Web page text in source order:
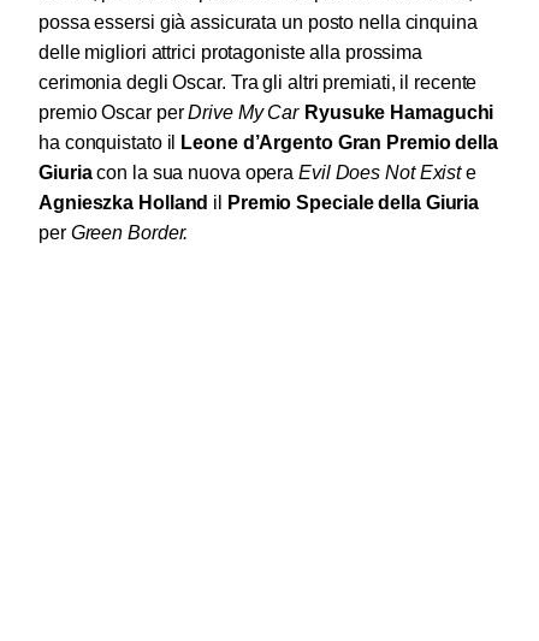
possa essersi già assicurata un posto nella cinquina
delle migliori attrici protagoniste alla prossima
cerimonia degli Oscar. Tragli altri premiati, il recente
premio Oscar perDrive My Car Ryusuke Hamaguchi
ha conquistato il
Leone d’Argento Gran Premio della
Giuriacon la sua nuova operaEvil Does Not Existe
Agnieszka Holland il
Premio Speciale della Giuria
per Green Border.